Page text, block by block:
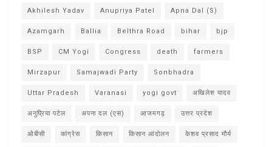
Akhilesh Yadav Anupriya Patel Apna Dal (S)
Azamgarh Ballia Belthra Road bihar bjp
BSP CM Yogi Congress death farmers
Mirzapur Samajwadi Party Sonbhadra
Uttar Pradesh Varanasi yogi govt अखिलेश यादव
अनुप्रिया पटेल अपना दल (एस) आजमगढ़ उत्तर प्रदेश
ओबीसी कांग्रेस किसान किसान आंदोलन केशव प्रसाद मौर्य